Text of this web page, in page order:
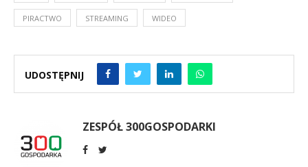
PIRACTWO STREAMING WIDEO
UDOSTĘPNIJ
ZESPÓŁ 300GOSPODARKI